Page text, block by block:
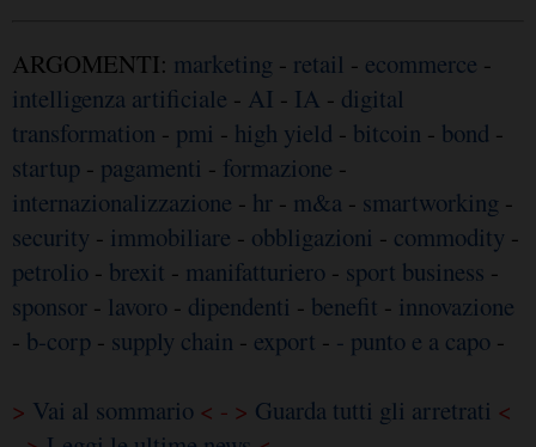
ARGOMENTI: marketing - retail - ecommerce -
intelligenza artificiale - AI - IA - digital
transformation - pmi - high yield - bitcoin - bond -
startup - pagamenti - formazione -
internazionalizzazione - hr - m&a - smartworking -
security - immobiliare - obbligazioni - commodity -
petrolio - brexit - manifatturiero - sport business -
sponsor - lavoro - dipendenti - benefit - innovazione
- b-corp - supply chain - export - - punto e a capo -
> Vai al sommario < - > Guarda tutti gli arretrati <